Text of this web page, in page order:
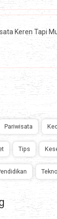
Keren Tapi
Pariwisata
Tips